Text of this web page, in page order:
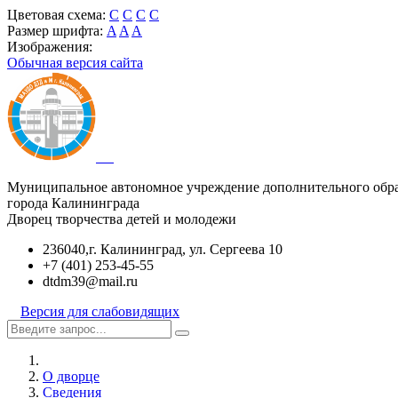
Цветовая схема: C C C C
Размер шрифта: A A A
Изображения:
Обычная версия сайта
Муниципальное автономное учреждение дополнительного
города Калининграда
Дворец творчества детей и молодежи
236040,г. Калининград, ул. Сергеева 10
+7 (401) 253-45-55
dtdm39@mail.ru
Версия для слабовидящих
О дворце
Сведения